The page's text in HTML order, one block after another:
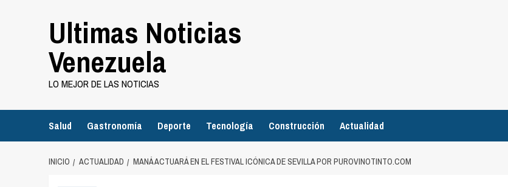
Ultimas Noticias
Venezuela
LO MEJOR DE LAS NOTICIAS
Salud Gastronomía Deporte Tecnología Construcción Actualidad
INICIO ACTUALIDAD MANÁ ACTUARÁ EN EL FESTIVAL ICÓNICA DE SEVILLA POR PUROVINOTINTO.COM